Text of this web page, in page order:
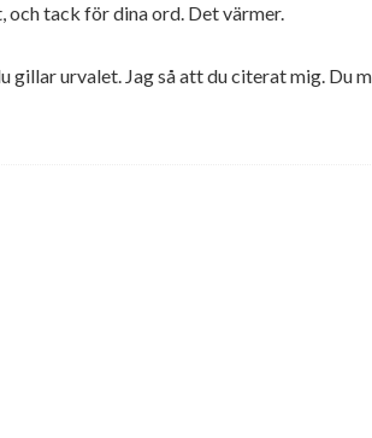
och tack för dina ord. Det värmer.
gillar urvalet. Jag så att du citerat mig. Du